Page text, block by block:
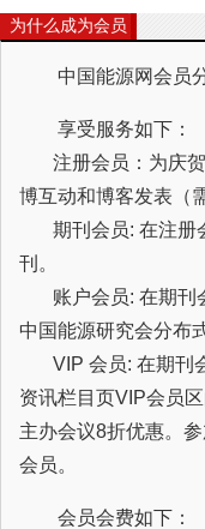
为什么成为会员
中国能源网会员
享受服务如下：
注册会员：为庆贺
博互动和博客发表（
期刊会员: 在注册
刊。
账户会员: 在期刊
中国能源研究会分布
VIP 会员: 在期刊会
资讯栏目页VIP会员
主办会议8折优惠。
会员。
会员会费如下：